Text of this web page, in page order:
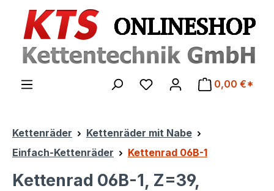
Zum Hauptinhalt springen
0,00 €*
Kettenräder
Kettenräder mit Nabe
Einfach-Kettenräder
Kettenrad 06B-1
Kettenrad 06B-1, Z=39,